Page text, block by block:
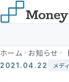
ホーム お知らせ
2021.04.22 メデ